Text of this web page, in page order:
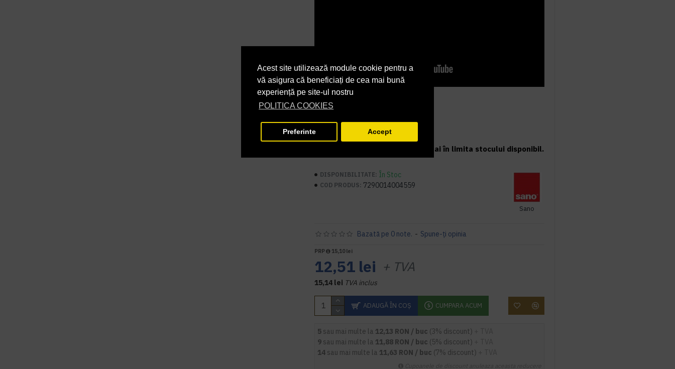
Acest site utilizează module cookie pentru a
vă asigura că beneficiați de cea mai bună
experiență pe site-ul nostru
POLITICA COOKIES
Preferinte Accept
* Nota: oferta este valabilă numai în limita stocului disponibil.
DISPONIBILITATE: În Stoc
COD PRODUS: 7290014004559
Sano
Bazată pe 0 note. - Spune-ţi opinia
PRP 15,10 lei
12,51 lei + TVA
15,14 lei TVA inclus
ADAUGĂ ÎN COŞ CUMPARA ACUM
5 sau mai multe la 12,13 RON / buc (3% discount)
9 sau mai multe la 11,88 RON / buc (5% discount)
14 sau mai multe la 11,63 RON / buc (7% discount)